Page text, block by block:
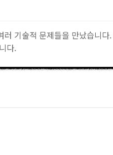
기술적 문제들을 만났습니
다.